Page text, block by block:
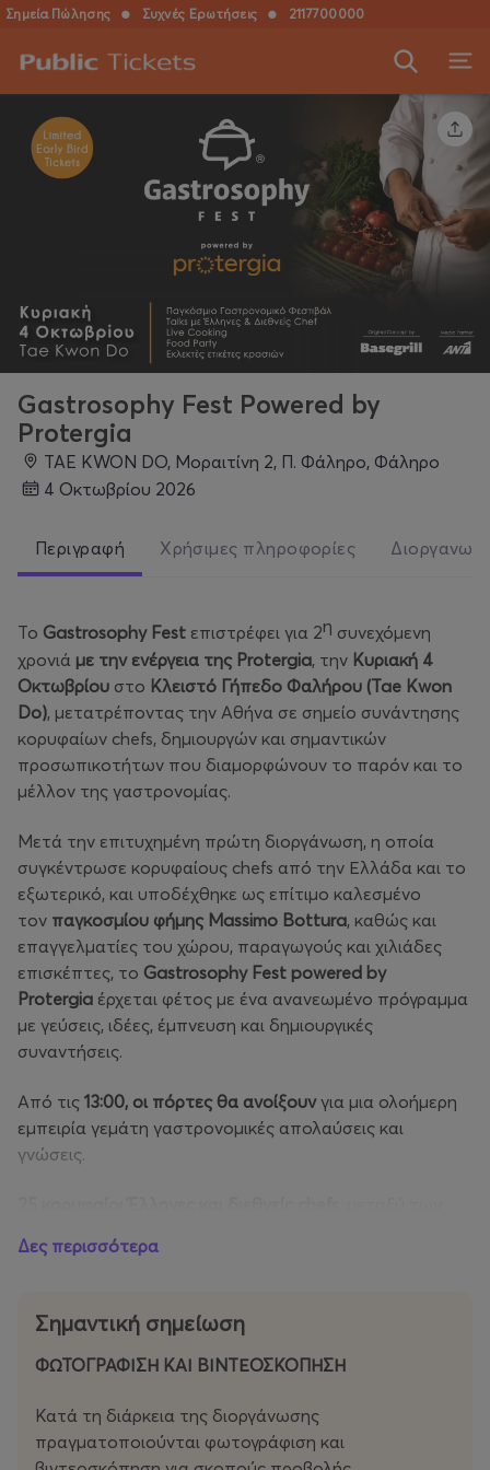
Σημεία Πώλησης ● Συχνές Ερωτήσεις ● 2117700000
Gastrosophy Fest Powered by
Protergia
TAE KWON DO, Μοραιτίνη 2, Π. Φάληρο, Φάληρο
4 Οκτωβρίου 2026
Περιγραφή Χρήσιμες πληροφορίες
Το Gastrosophy Fest επιστρέφει για 2η συνεχόμενη
χρονιά με την ενέργεια της Protergia, την Κυριακή 4
Οκτωβρίου στο Κλειστό Γήπεδο Φαλήρου (Tae Kwon
Do), μετατρέποντας την Αθήνα σε σημείο συνάντησης
κορυφαίων chefs, δημιουργών και σημαντικών
προσωπικοτήτων που διαμορφώνουν το παρόν και το
μέλλον της γαστρονομίας.
Μετά την επιτυχημένη πρώτη διοργάνωση, η οποία
συγκέντρωσε κορυφαίους chefs από την Ελλάδα και το
εξωτερικό, και υποδέχθηκε ως επίτιμο καλεσμένο
τον παγκοσμίου φήμης Massimo Bottura, καθώς και
επαγγελματίες του χώρου, παραγωγούς και χιλιάδες
επισκέπτες, το Gastrosophy Fest powered by
Protergia έρχεται φέτος με ένα ανανεωμένο πρόγραμμα
με γεύσεις, ιδέες, έμπνευση και δημιουργικές
συναντήσεις.
Από τις 13:00, οι πόρτες θα ανοίξουνγια μια ολοήμερη
εμπειρία γεμάτη γαστρονομικές απολαύσεις και
γνώσεις.
Νίκος Καραθάνος
Ξενάκης, οΜανώλης Παπουτσάκης
Πέσκιας, οΠέτρος Συρίγοςκαι οΑλέξανδρος Τσιοτίνης
από την Ελλάδα και το εξωτερικό, θα μοιραστούν τις
ιδέες και τις δημιουργίες τους μέσα από ομιλίες,
Δες περισσότερα
Σημαντική σημείωση
ΦΩΤΟΓΡΑΦΙΣΗ ΚΑΙ ΒΙΝΤΕΟΣΚΟΠΗΣΗ
Κατά τη διάρκεια της διοργάνωσης
πραγματοποιούνται φωτογράφιση και